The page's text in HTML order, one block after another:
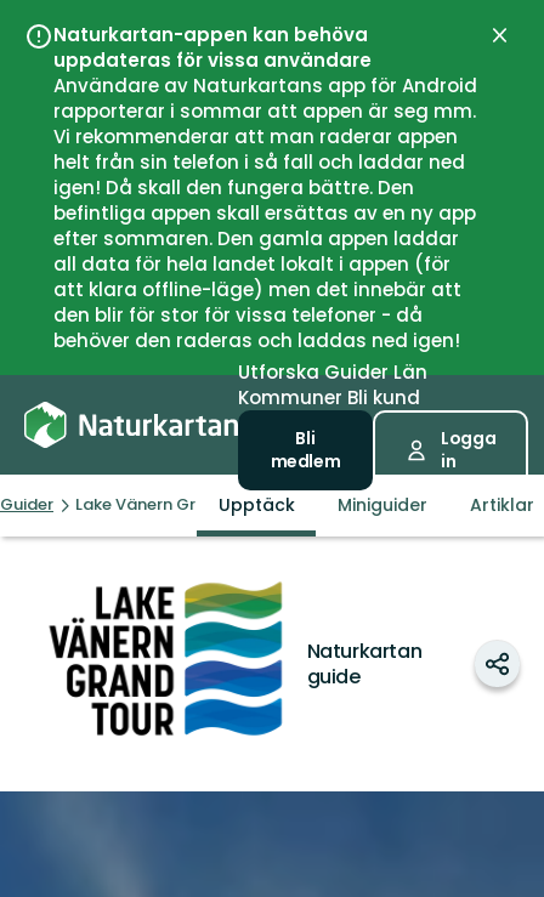
Naturkartan-appen kan behöva
uppdateras för vissa användare
Användare av Naturkartans app för Android
rapporterar i sommar att appen är seg mm.
Vi rekommenderar att man raderar appen
helt från sin telefon i så fall och laddar ned
igen! Då skall den fungera bättre. Den
befintliga appen skall ersättas av en ny app
efter sommaren. Den gamla appen laddar
all data för hela landet lokalt i appen (för
att klara offline-läge) men det innebär att
den blir för stor för vissa telefoner - då
behöver den raderas och laddas ned igen!
UtforskaGuiderLän
Kommuner Bli kund
Bli
medlem
Logga
in
Guider Lake Vänern Grand Tour
Upptäck Miniguider Artiklar
Tour
Naturkartan
guide
Dela